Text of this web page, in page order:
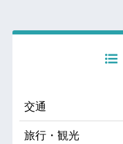
交通
旅行・観光